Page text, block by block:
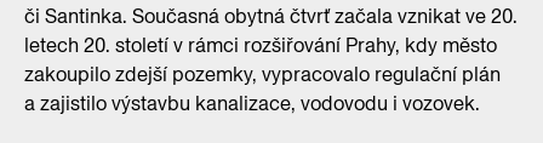
či Santinka. Současná obytná čtvrť začala vznikat ve 20.
letech 20. století v rámci rozšiřování Prahy, kdy město
zakoupilo zdejší pozemky, vypracovalo regulační plán
a zajistilo výstavbu kanalizace, vodovodu i vozovek.